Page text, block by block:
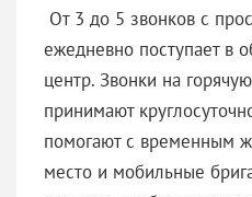
От 3 до 5 звонков с
ежедневно поступает в
центр. Звонки на
принимают
помогают с временным
место и мобильные